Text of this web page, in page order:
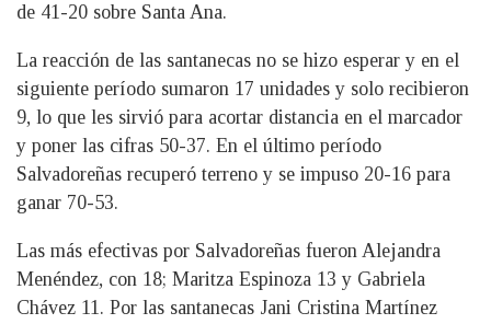
de 41-20 sobre Santa Ana.
La reacción de las santanecas no se hizo esperar y en el
siguiente período sumaron 17 unidades y solo recibieron
9, lo que les sirvió para acortar distancia en el marcador
y poner las cifras 50-37. En el último período
Salvadoreñas recuperó terreno y se impuso 20-16 para
ganar 70-53.
Las más efectivas por Salvadoreñas fueron Alejandra
Menéndez, con 18; Maritza Espinoza 13 y Gabriela
Chávez 11. Por las santanecas Jani Cristina Martínez